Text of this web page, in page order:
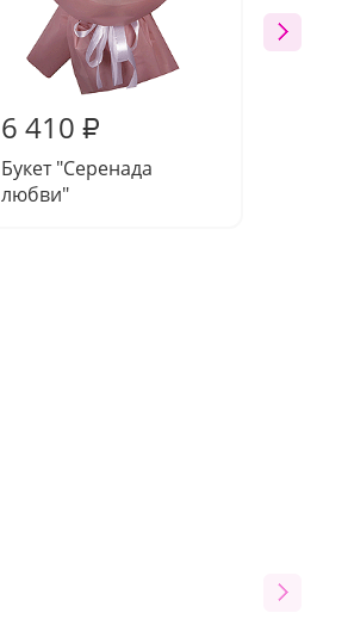
6 410 ₽
Букет "Серенада
любви"